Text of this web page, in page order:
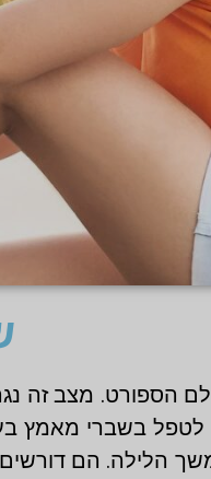
הספורט. מצב זה
לטפל בשברי מאמץ
הלילה. הם